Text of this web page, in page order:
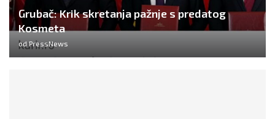
Grubač: Krik skretanja pažnje s predatog
Kosmeta
od PressNews